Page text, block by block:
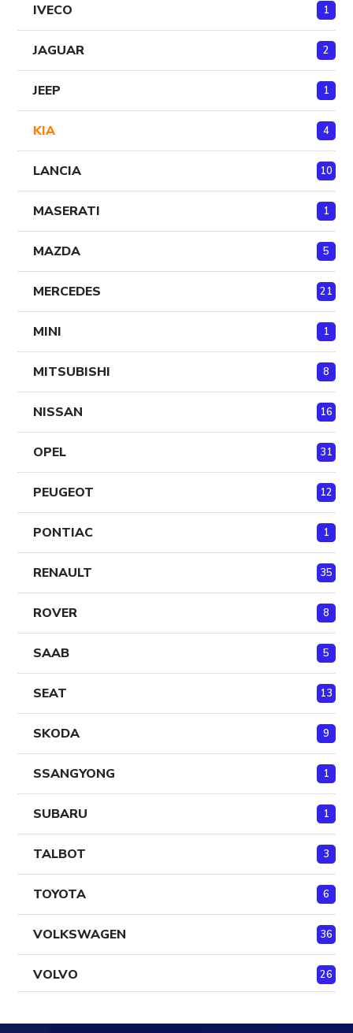
IVECO 1
JAGUAR 2
JEEP 1
KIA 4
LANCIA 10
MASERATI 1
MAZDA 5
MERCEDES 21
MINI 1
MITSUBISHI 8
NISSAN 16
OPEL 31
PEUGEOT 12
PONTIAC 1
RENAULT 35
ROVER 8
SAAB 5
SEAT 13
SKODA 9
SSANGYONG 1
SUBARU 1
TALBOT 3
TOYOTA 6
VOLKSWAGEN 36
VOLVO 26